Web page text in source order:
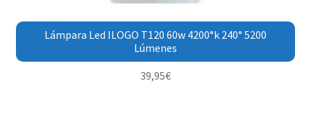
Lámpara Led ILOGO T120 60w 4200°k 240° 5200
Lúmenes
39,95€